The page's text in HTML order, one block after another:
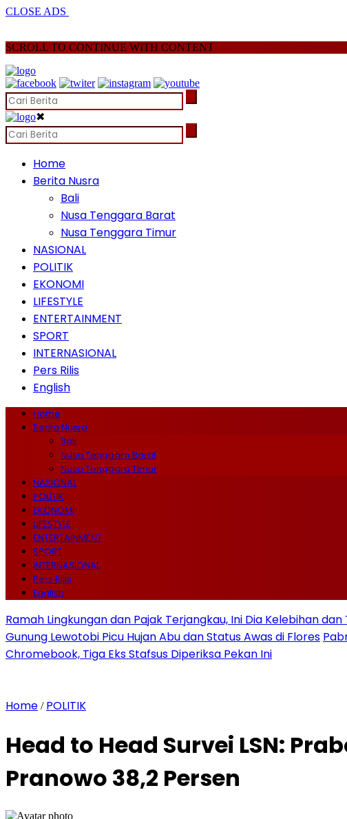
CLOSE ADS
SCROLL TO CONTINUE WITH CONTENT
✖
Home
Berita Nusra
Bali
Nusa Tenggara Barat
Nusa Tenggara Timur
NASIONAL
POLITIK
EKONOMI
LIFESTYLE
ENTERTAINMENT
SPORT
INTERNASIONAL
Pers Rilis
English
Home
Berita Nusra
Bali
Nusa Tenggara Barat
Nusa Tenggara Timur
NASIONAL
POLITIK
EKONOMI
LIFESTYLE
ENTERTAINMENT
SPORT
INTERNASIONAL
Pers Rilis
English
Ramah Lingkungan dan Pajak Terjangkau, Ini Dia Kelebihan
Gunung Lewotobi Picu Hujan Abu dan Status Awas di Flores
Chromebook, Tiga Eks Stafsus Diperiksa Pekan Ini
Home / POLITIK
Head to Head Survei LSN:
Pranowo 38,2 Persen